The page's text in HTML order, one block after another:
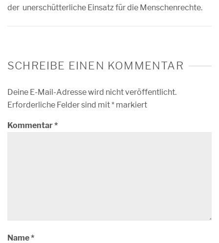
der unerschütterliche Einsatz für die Menschenrechte.
SCHREIBE EINEN KOMMENTAR
Deine E-Mail-Adresse wird nicht veröffentlicht.
Erforderliche Felder sind mit* markiert
Kommentar*
Name*